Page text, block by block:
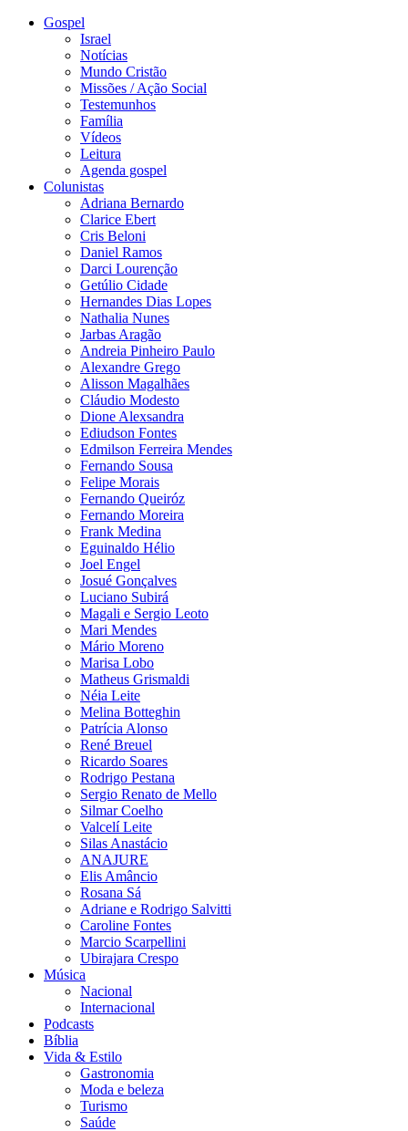
Gospel
Israel
Notícias
Mundo Cristão
Missões / Ação Social
Testemunhos
Família
Vídeos
Leitura
Agenda gospel
Colunistas
Adriana Bernardo
Clarice Ebert
Cris Beloni
Daniel Ramos
Darci Lourenção
Getúlio Cidade
Hernandes Dias Lopes
Nathalia Nunes
Jarbas Aragão
Andreia Pinheiro Paulo
Alexandre Grego
Alisson Magalhães
Cláudio Modesto
Dione Alexsandra
Ediudson Fontes
Edmilson Ferreira Mendes
Fernando Sousa
Felipe Morais
Fernando Queiróz
Fernando Moreira
Frank Medina
Eguinaldo Hélio
Joel Engel
Josué Gonçalves
Luciano Subirá
Magali e Sergio Leoto
Mari Mendes
Mário Moreno
Marisa Lobo
Matheus Grismaldi
Néia Leite
Melina Botteghin
Patrícia Alonso
René Breuel
Ricardo Soares
Rodrigo Pestana
Sergio Renato de Mello
Silmar Coelho
Valcelí Leite
Silas Anastácio
ANAJURE
Elis Amâncio
Rosana Sá
Adriane e Rodrigo Salvitti
Caroline Fontes
Marcio Scarpellini
Ubirajara Crespo
Música
Nacional
Internacional
Podcasts
Bíblia
Vida & Estilo
Gastronomia
Moda e beleza
Turismo
Saúde